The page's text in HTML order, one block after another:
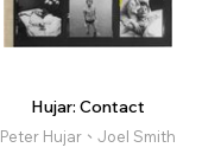
Hujar: Contact
Peter Hujar、Joel Smith